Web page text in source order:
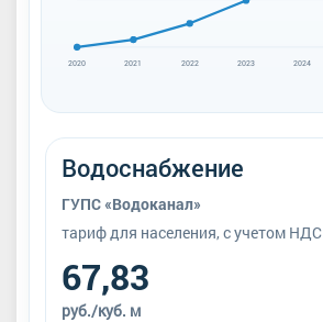
2020 2021 2022 2023 2024
Водоснабжение
ГУПС «Водоканал»
тариф для населения, с учетом НДС
67,83
руб./куб. м